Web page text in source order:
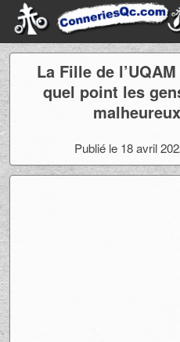
La Fille de
quel point les
Publié le 18 avril